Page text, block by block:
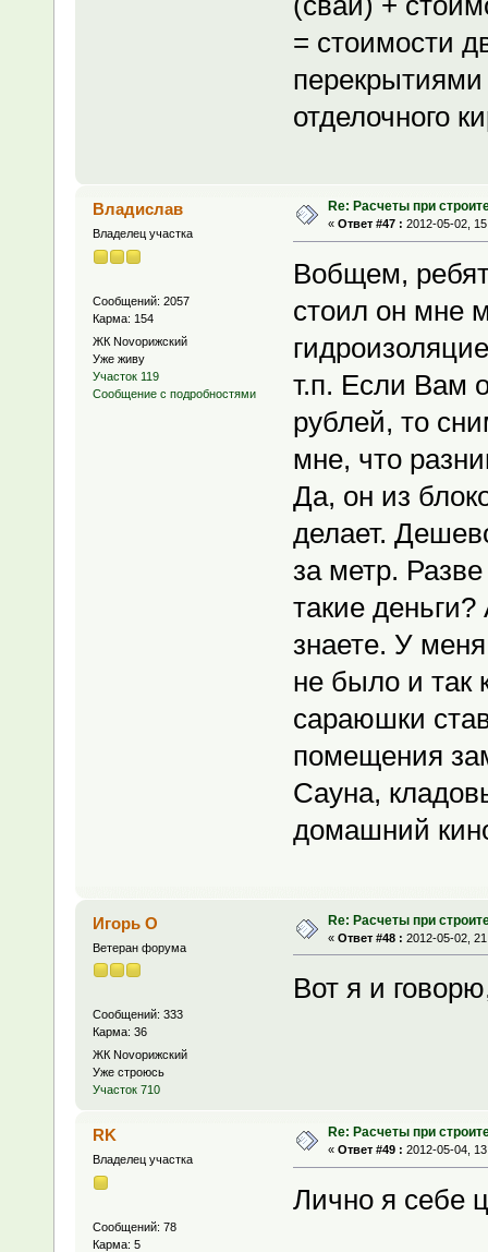
= стоимости
отделочного
Владислав
Владелец участка
Сообщений: 2057
Карма: 154
ЖК Novoрижский
Уже живу
Участок 119
Сообщение с подробностями
Re: Расчеты при
« Ответ #47 : 2012-05-02,
Вобщем,
стоил он мне
т.п. Если Вам
рублей, то
мне, что
Да, он из
делает.
за метр.
такие
знаете. У
не было и так
сараюшки
помещения
Сауна,
домашний
Игорь О
Ветеран форума
Сообщений: 333
Карма: 36
ЖК Novoрижский
Уже строюсь
Участок 710
Re: Расчеты при
« Ответ #48 : 2012-05-02,
Вот я и
RK
Владелец участка
Сообщений: 78
Карма: 5
Re: Расчеты при
« Ответ #49 : 2012-05-04,
Лично я себе